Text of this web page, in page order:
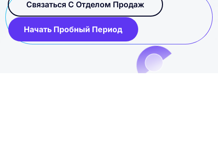
Связаться С Отделом Продаж
Начать Пробный Период